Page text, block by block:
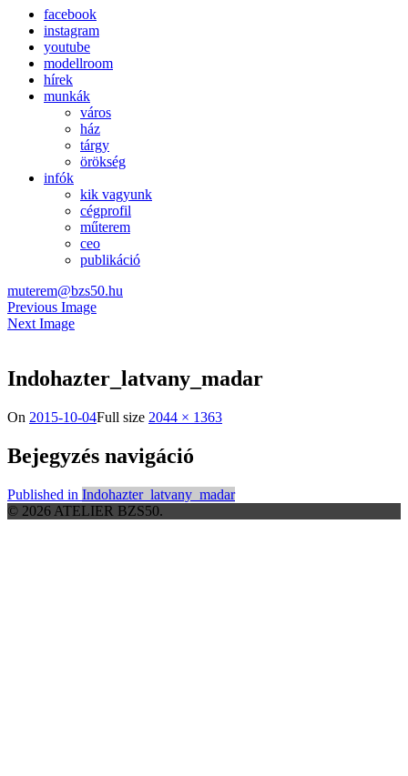
facebook
instagram
youtube
modellroom
hírek
munkák
város
ház
tárgy
örökség
infók
kik vagyunk
cégprofil
műterem
ceo
publikáció
muterem@bzs50.hu
Previous Image
Next Image
Indohazter_latvany_madar
On 2015-10-04Full size 2044 × 1363
Bejegyzés navigáció
Published in Indohazter_latvany_madar
© 2026 ATELIER BZS50.